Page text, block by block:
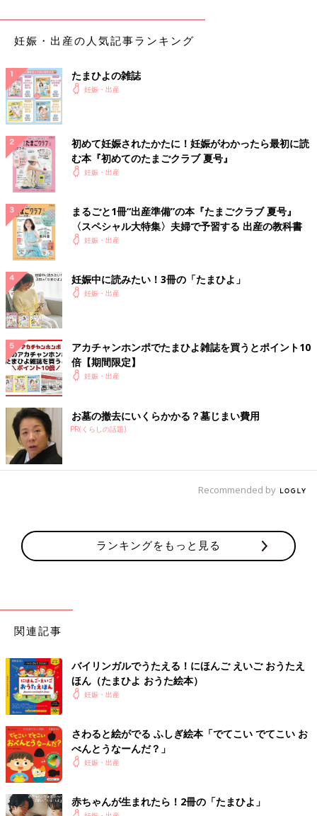
妊娠・出産の人気記事ランキング
たまひよの雑誌
妊娠・出産
初めて妊娠されたかたに！妊娠がわかったら最初に読
む本『初めてのたまごクラブ 夏号』
妊娠・出産
まるごと1冊“出産準備”の本『たまごクラブ 夏号』
〈スペシャル大特集〉夫婦で予習する 出産の教科書
妊娠・出産
妊娠中に読みたい！3冊の「たまひよ」
妊娠・出産
アカチャンホンポでたまひよ雑誌を買うとポイント10
倍【期間限定】
妊娠・出産
お墓の撤去にいくらかかる？墓じまい費用
PR(くらしの話題)
Recommended by
ランキングをもっと見る
関連記事
バイリンガルでうたえる！にほんご えいご おうたえ
ほん（たまひよ おうた絵本）
妊娠・出産
さわると絵がでる ふしぎ絵本「でてこい でてこい お
べんとうなーんだ？」
妊娠・出産
赤ちゃんが生まれたら！2冊の「たまひよ」